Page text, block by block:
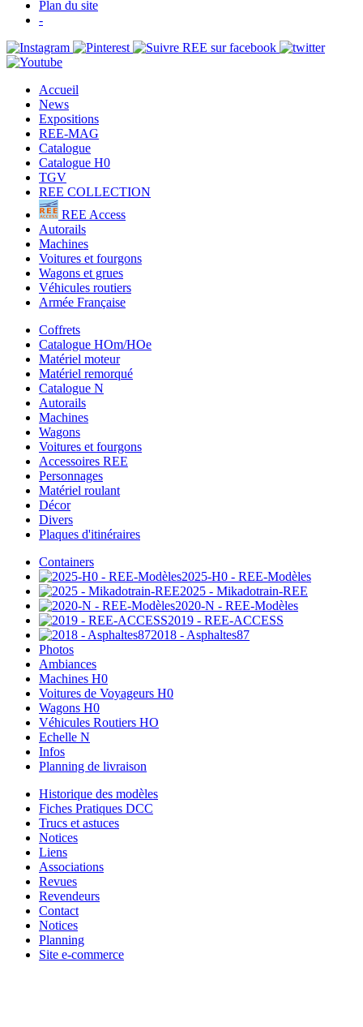
Plan du site
-
Accueil
News
Expositions
REE-MAG
Catalogue
Catalogue H0
TGV
REE COLLECTION
REE Access
Autorails
Machines
Voitures et fourgons
Wagons et grues
Véhicules routiers
Armée Française
Coffrets
Catalogue HOm/HOe
Matériel moteur
Matériel remorqué
Catalogue N
Autorails
Machines
Wagons
Voitures et fourgons
Accessoires REE
Personnages
Matériel roulant
Décor
Divers
Plaques d'itinéraires
Containers
2025-H0 - REE-Modèles
2025 - Mikadotrain-REE
2020-N - REE-Modèles
2019 - REE-ACCESS
2018 - Asphaltes87
Photos
Ambiances
Machines H0
Voitures de Voyageurs H0
Wagons H0
Véhicules Routiers HO
Echelle N
Infos
Planning de livraison
Historique des modèles
Fiches Pratiques DCC
Trucs et astuces
Notices
Liens
Associations
Revues
Revendeurs
Contact
Notices
Planning
Site e-commerce